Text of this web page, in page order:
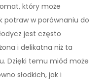
który może
potraw w porównaniu do
jest często
i delikatna niż ta
Dzięki temu miód może
słodkich, jak i